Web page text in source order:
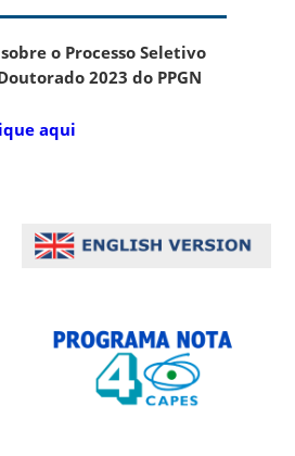
o Processo Seletivo
2023 do PPGN
aqui